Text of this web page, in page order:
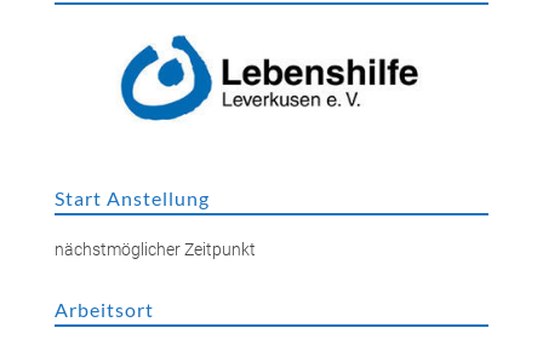
Start Anstellung
nächstmöglicher Zeitpunkt
Arbeitsort